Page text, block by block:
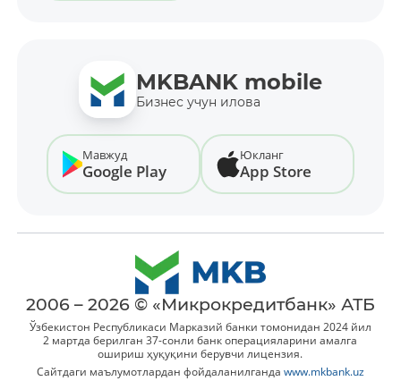
MKBANK mobile
Бизнес учун илова
Мавжуд
Google Play
Юкланг
App Store
2006 – 2026 © «Микрокредитбанк» АТБ
Ўзбекистон Республикаси Марказий банки томонидан 2024 йил
2 мартда берилган 37-сонли банк операцияларини амалга
ошириш ҳуқуқини берувчи лицензия.
Сайтдаги маълумотлардан фойдаланилганда www.mkbank.uz